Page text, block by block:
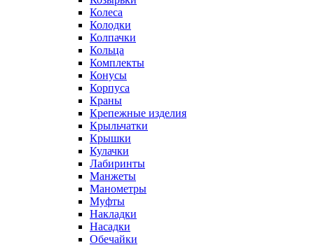
Колеса
Колодки
Колпачки
Кольца
Комплекты
Конусы
Корпуса
Краны
Крепежные изделия
Крыльчатки
Крышки
Кулачки
Лабиринты
Манжеты
Манометры
Муфты
Накладки
Насадки
Обечайки